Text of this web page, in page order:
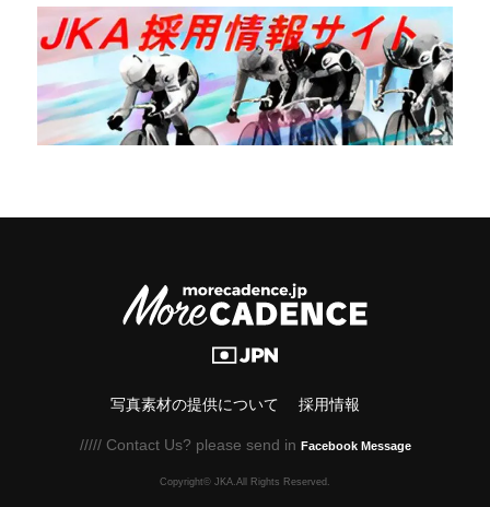
写真素材の提供について 採用情報
///// Contact Us? please send in Facebook Message
Copyright© JKA.All Rights Reserved.